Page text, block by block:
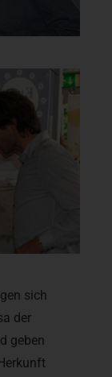
sich
der
geben